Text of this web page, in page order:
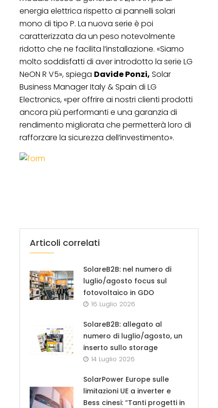
energia elettrica rispetto ai pannelli solari
mono di tipo P. La nuova serie è poi
caratterizzata da un peso notevolmente
ridotto che ne facilita l’installazione. «Siamo
molto soddisfatti di aver introdotto la serie LG
NeON R V5», spiega Davide Ponzi, Solar
Business Manager Italy & Spain di LG
Electronics, «per offrire ai nostri clienti prodotti
ancora più performanti e una garanzia di
rendimento migliorata che permetterà loro di
rafforzare la sicurezza dell’investimento».
Articoli correlati
SolareB2B: nel numero di
luglio/agosto focus sul
fotovoltaico in GDO
16 Luglio 2026
SolareB2B: allegato al
numero di luglio/agosto, un
inserto sullo storage
14 Luglio 2026
SolarPower Europe sulle
limitazioni UE a inverter e
Bess cinesi: “Tanti progetti in